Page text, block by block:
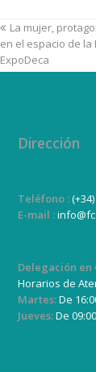
La mujer,
en el espacio de la
ExpoDeca
Dirección
Teléfono :
E-mail :
Delegación en
Horarios de
Martes:De
Jueves:De